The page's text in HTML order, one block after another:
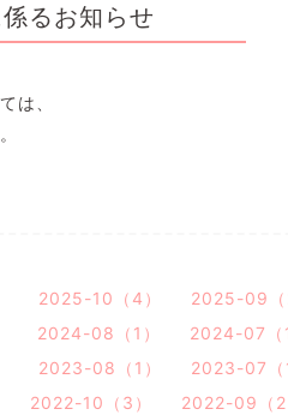
るお知らせ
は、
2025-10（4） 2025-09（
2024-08（1） 2024-07（1
2023-08（1） 2023-07（
2022-10（3） 2022-09（2